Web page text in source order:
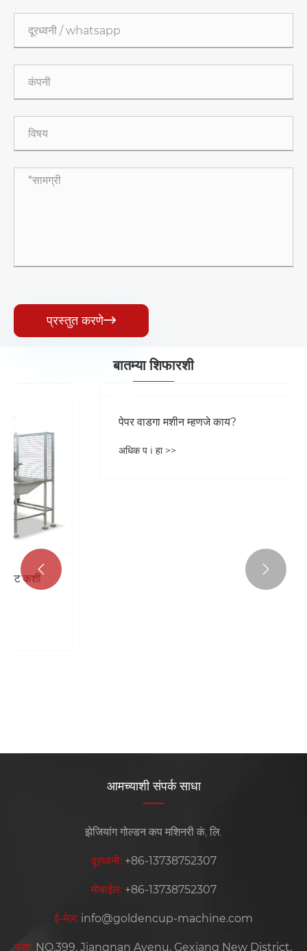
प्रस्तुत करणे
बातम्या शिफारशी
 
आमच्याशी संपर्क साधा
झेजियांग गोल्डन कप मशिनरी कं, लि.
दूरध्वनी: +86-13738752307
मोबाईल: +86-13738752307
ई-मेल: info@goldencup-machine.com
पत्ता: NO.399, Jiangnan Avenu, Gexiang New District,